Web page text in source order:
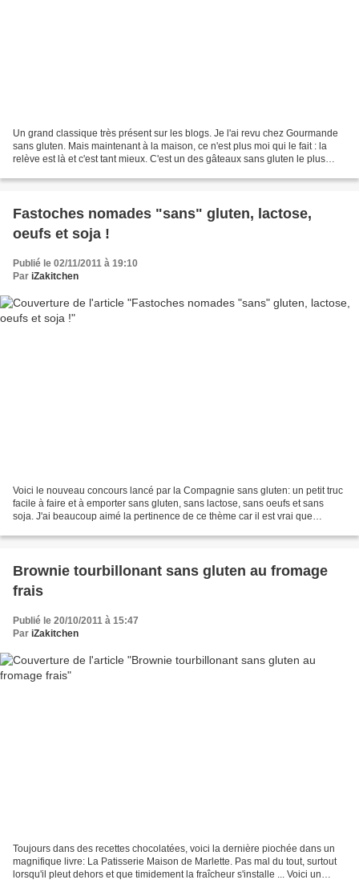
Un grand classique très présent sur les blogs. Je l'ai revu chez Gourmande
sans gluten. Mais maintenant à la maison, ce n'est plus moi qui le fait : la
relève est là et c'est tant mieux. C'est un des gâteaux sans gluten le plus
Fastoches nomades "sans" gluten, lactose,
oeufs et soja !
Publié le 02/11/2011 à 19:10
Par iZakitchen
Voici le nouveau concours lancé par la Compagnie sans gluten: un petit truc
facile à faire et à emporter sans gluten, sans lactose, sans oeufs et sans
soja. J'ai beaucoup aimé la pertinence de ce thème car il est vrai que
Brownie tourbillonant sans gluten au fromage
frais
Publié le 20/10/2011 à 15:47
Par iZakitchen
Toujours dans des recettes chocolatées, voici la dernière piochée dans un
magnifique livre: La Patisserie Maison de Marlette. Pas mal du tout, surtout
lorsqu'il pleut dehors et que timidement la fraîcheur s'installe ... Voici un